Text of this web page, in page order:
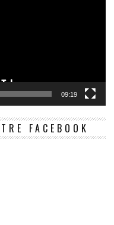
09:19
FACEBOOK